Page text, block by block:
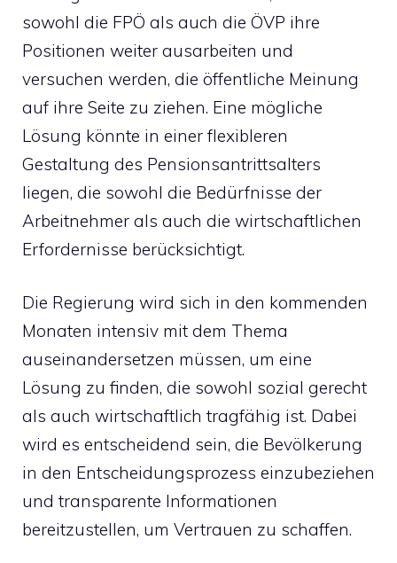
sowohl die FPÖ als auch die ÖVP ihre
Positionen weiter ausarbeiten und
versuchen werden, die öffentliche Meinung
auf ihre Seite zu ziehen. Eine mögliche
Lösung könnte in einer flexibleren
Gestaltung des Pensionsantrittsalters
liegen, die sowohl die Bedürfnisse der
Arbeitnehmer als auch die wirtschaftlichen
Erfordernisse berücksichtigt.
Die Regierung wird sich in den kommenden
Monaten intensiv mit dem Thema
auseinandersetzen müssen, um eine
Lösung zu finden, die sowohl sozial gerecht
als auch wirtschaftlich tragfähig ist. Dabei
wird es entscheidend sein, die Bevölkerung
in den Entscheidungsprozess einzubeziehen
und transparente Informationen
bereitzustellen, um Vertrauen zu schaffen.